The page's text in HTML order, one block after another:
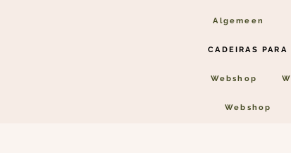
Algemeen
CADEIRAS PARA
Webshop
Webshop